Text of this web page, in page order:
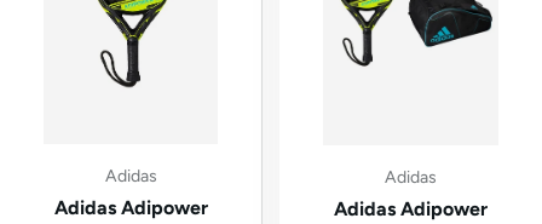
Adidas
Adidas Adipower
Adidas
Adidas Adipower